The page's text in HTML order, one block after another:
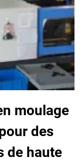
moulage
des
de haute